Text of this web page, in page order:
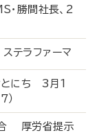
勝間社長、2
テラファーマ
にち 3月1
）
合 厚労省提示